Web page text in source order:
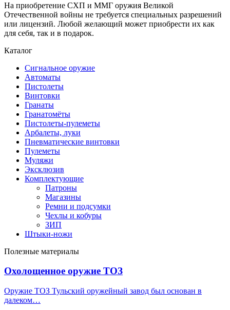
На приобретение СХП и ММГ оружия Великой
Отечественной войны не требуется специальных разрешений
или лицензий. Любой желающий может приобрести их как
для себя, так и в подарок.
Каталог
Сигнальное оружие
Автоматы
Пистолеты
Винтовки
Гранаты
Гранатомёты
Пистолеты-пулеметы
Арбалеты, луки
Пневматические винтовки
Пулеметы
Муляжи
Эксклюзив
Комплектующие
Патроны
Магазины
Ремни и подсумки
Чехлы и кобуры
ЗИП
Штыки-ножи
Полезные материалы
Охолощенное оружие ТОЗ
Оружие ТОЗ Тульский оружейный завод был основан в
далеком…